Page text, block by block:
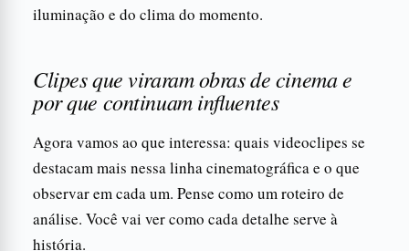
iluminação e do clima do momento.
Clipes que viraram obras de cinema e
por que continuam influentes
Agora vamos ao que interessa: quais videoclipes se
destacam mais nessa linha cinematográfica e o que
observar em cada um. Pense como um roteiro de
análise. Você vai ver como cada detalhe serve à
história.